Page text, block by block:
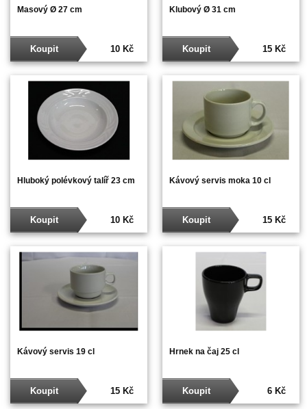
Masový Ø 27 cm
10 Kč
Koupit
Klubový Ø 31 cm
15 Kč
Koupit
Hluboký polévkový talíř 23 cm
10 Kč
Koupit
Kávový servis moka 10 cl
15 Kč
Koupit
Kávový servis 19 cl
15 Kč
Koupit
Hrnek na čaj 25 cl
6 Kč
Koupit